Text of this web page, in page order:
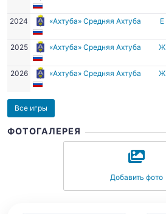
2024 «Ахтуба» Средняя Ахтуба Е
2025 «Ахтуба» Средняя Ахтуба Ж
2026 «Ахтуба» Средняя Ахтуба Ж
Все игры
ФОТОГАЛЕРЕЯ
Добавить фото